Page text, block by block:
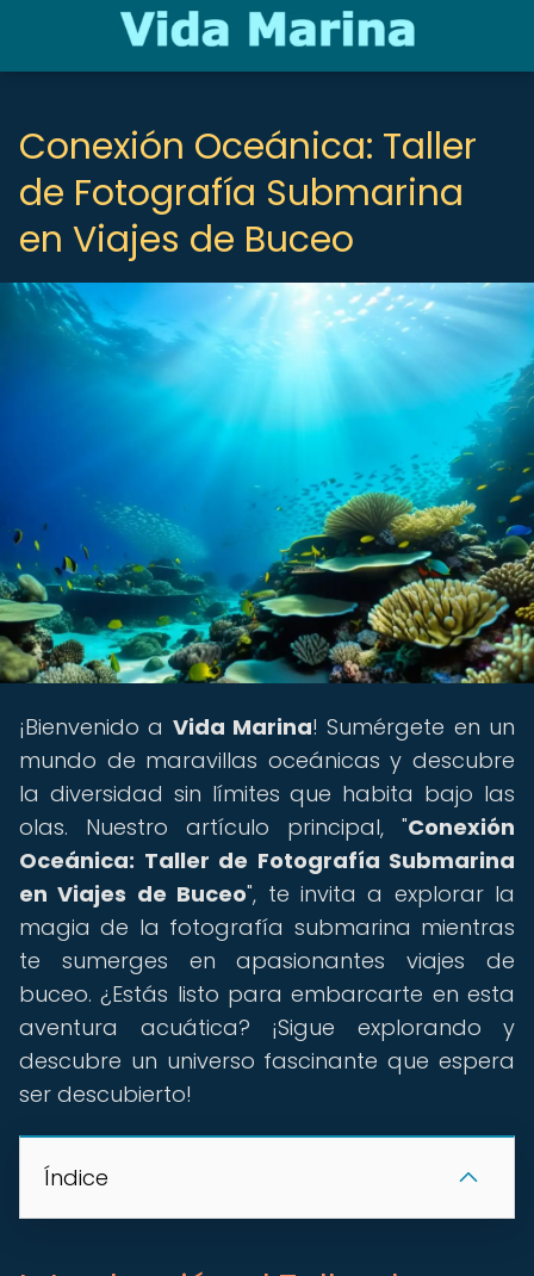
Conexión Oceánica: Taller
de Fotografía Submarina
en Viajes de Buceo
¡Bienvenido a Vida Marina! Sumérgete en un
mundo de maravillas oceánicas y descubre
la diversidad sin límites que habita bajo las
olas. Nuestro artículo principal, "Conexión
Oceánica: Taller de Fotografía Submarina
en Viajes de Buceo", te invita a explorar la
magia de la fotografía submarina mientras
te sumerges en apasionantes viajes de
buceo. ¿Estás listo para embarcarte en esta
aventura acuática? ¡Sigue explorando y
descubre un universo fascinante que espera
ser descubierto!
Índice